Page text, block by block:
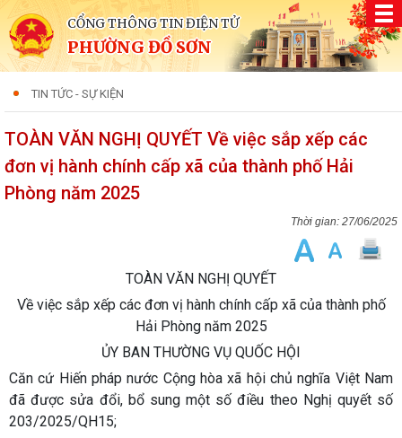
CỔNG THÔNG TIN ĐIỆN TỬ
PHƯỜNG ĐỒ SƠN
TIN TỨC - SỰ KIỆN
TOÀN VĂN NGHỊ QUYẾT Về việc sắp xếp các
đơn vị hành chính cấp xã của thành phố Hải
Phòng năm 2025
27/06/2025
TOÀN VĂN NGHỊ QUYẾT
Về việc sắp xếp các đơn vị hành chính cấp xã của thành phố
Hải Phòng năm 2025
ỦY BAN THƯỜNG VỤ QUỐC HỘI
Căn cứ Hiến pháp nước Cộng hòa xã hội chủ nghĩa Việt Nam
đã được sửa đổi, bổ sung một số điều theo Nghị quyết số
203/2025/QH15;